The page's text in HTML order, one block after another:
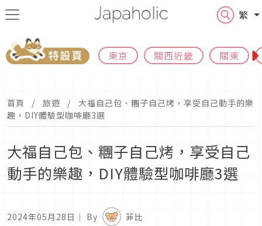
繁
東京 關西近畿 關東
首頁 旅遊
大福自己包、糰子自己烤，享受自己動手的樂
趣，DIY體驗型咖啡廳3選
大福自己包、糰子自己烤，享受自己
動手的樂趣，DIY體驗型咖啡廳3選
2024年05月28日 ｜ By 菲比